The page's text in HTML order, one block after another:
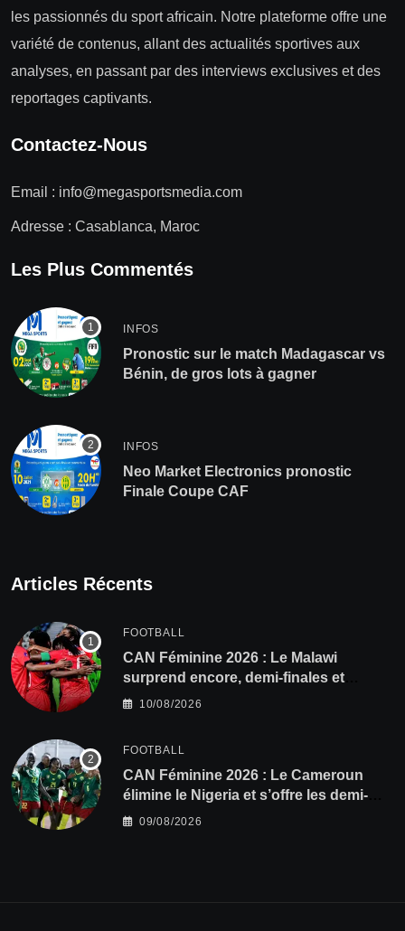
les passionnés du sport africain. Notre plateforme offre une
variété de contenus, allant des actualités sportives aux
analyses, en passant par des interviews exclusives et des
reportages captivants.
Contactez-Nous
Email : info@megasportsmedia.com
Adresse : Casablanca, Maroc
Les Plus Commentés
INFOS
Pronostic sur le match Madagascar vs
Bénin, de gros lots à gagner
INFOS
Neo Market Electronics pronostic
Finale Coupe CAF
Articles Récents
FOOTBALL
CAN Féminine 2026 : Le Malawi
surprend encore, demi-finales et
Mondial pour les Scorchers !
10/08/2026
FOOTBALL
CAN Féminine 2026 : Le Cameroun
élimine le Nigeria et s’offre les demi-
finales et le Mondial
09/08/2026